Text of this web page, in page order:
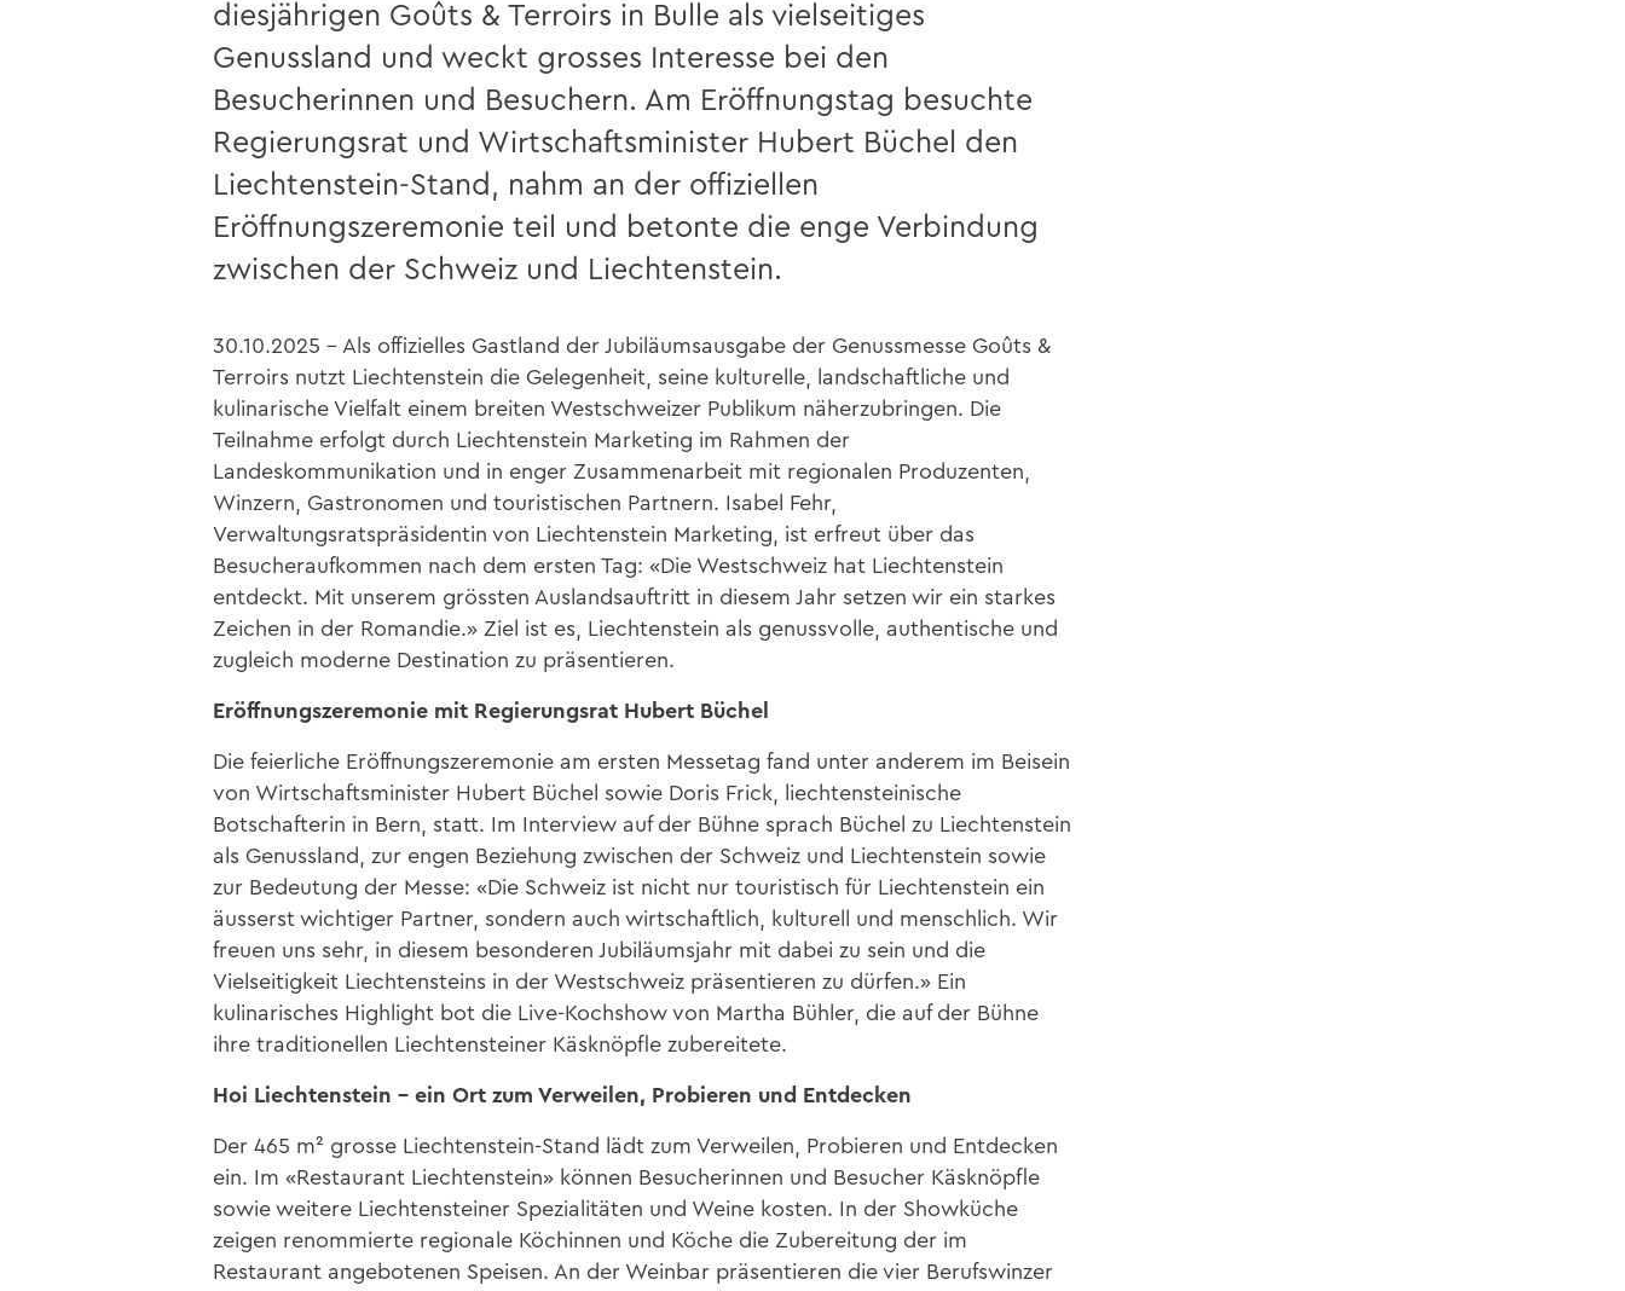
diesjährigen Goûts & Terroirs in Bulle als vielseitiges
Genussland und weckt grosses Interesse bei den
Besucherinnen und Besuchern. Am Eröffnungstag besuchte
Regierungsrat und Wirtschaftsminister Hubert Büchel den
Liechtenstein-Stand, nahm an der offiziellen
Eröffnungszeremonie teil und betonte die enge Verbindung
zwischen der Schweiz und Liechtenstein.
30.10.2025 - Als offizielles Gastland der Jubiläumsausgabe der Genussmesse Goûts &
Terroirs nutzt Liechtenstein die Gelegenheit, seine kulturelle, landschaftliche und
kulinarische Vielfalt einem breiten Westschweizer Publikum näherzubringen. Die
Teilnahme erfolgt durch Liechtenstein Marketing im Rahmen der
Landeskommunikation und in enger Zusammenarbeit mit regionalen Produzenten,
Winzern, Gastronomen und touristischen Partnern. Isabel Fehr,
Verwaltungsratspräsidentin von Liechtenstein Marketing, ist erfreut über das
Besucheraufkommen nach dem ersten Tag: «Die Westschweiz hat Liechtenstein
entdeckt. Mit unserem grössten Auslandsauftritt in diesem Jahr setzen wir ein starkes
Zeichen in der Romandie.» Ziel ist es, Liechtenstein als genussvolle, authentische und
zugleich moderne Destination zu präsentieren.
Eröffnungszeremonie mit Regierungsrat Hubert Büchel
Die feierliche Eröffnungszeremonie am ersten Messetag fand unter anderem im Beisein
von Wirtschaftsminister Hubert Büchel sowie Doris Frick, liechtensteinische
Botschafterin in Bern, statt. Im Interview auf der Bühne sprach Büchel zu Liechtenstein
als Genussland, zur engen Beziehung zwischen der Schweiz und Liechtenstein sowie
zur Bedeutung der Messe: «Die Schweiz ist nicht nur touristisch für Liechtenstein ein
äusserst wichtiger Partner, sondern auch wirtschaftlich, kulturell und menschlich. Wir
freuen uns sehr, in diesem besonderen Jubiläumsjahr mit dabei zu sein und die
Vielseitigkeit Liechtensteins in der Westschweiz präsentieren zu dürfen.» Ein
kulinarisches Highlight bot die Live-Kochshow von Martha Bühler, die auf der Bühne
ihre traditionellen Liechtensteiner Käsknöpfle zubereitete.
Hoi Liechtenstein – ein Ort zum Verweilen, Probieren und Entdecken
Der 465 m² grosse Liechtenstein-Stand lädt zum Verweilen, Probieren und Entdecken
ein. Im «Restaurant Liechtenstein» können Besucherinnen und Besucher Käsknöpfle
sowie weitere Liechtensteiner Spezialitäten und Weine kosten. In der Showküche
zeigen renommierte regionale Köchinnen und Köche die Zubereitung der im
Restaurant angebotenen Speisen. An der Weinbar präsentieren die vier Berufswinzer